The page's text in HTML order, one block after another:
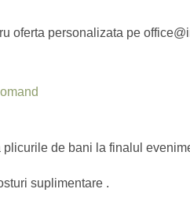
oferta personalizata pe
de bani la finalul
suplimentare .